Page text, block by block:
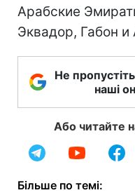
Арабские
Эквадор, Габон и
Не
наші
Або читайте
Більше по темі: